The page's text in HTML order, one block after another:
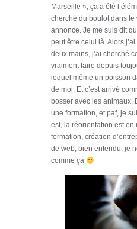
Marseille », ça a été
cherché du boulot dans
annonce. Je me suis dit
peut être celui là. Alors
deux mains, j’ai cherché
vraiment faire depuis
lequel même un poisson
de moi. Et c’est arrivé
bosser avec les animaux.
une formation, et paf, je
est, la réorientation est en
formation, création
de web, bien entendu, je
comme ça